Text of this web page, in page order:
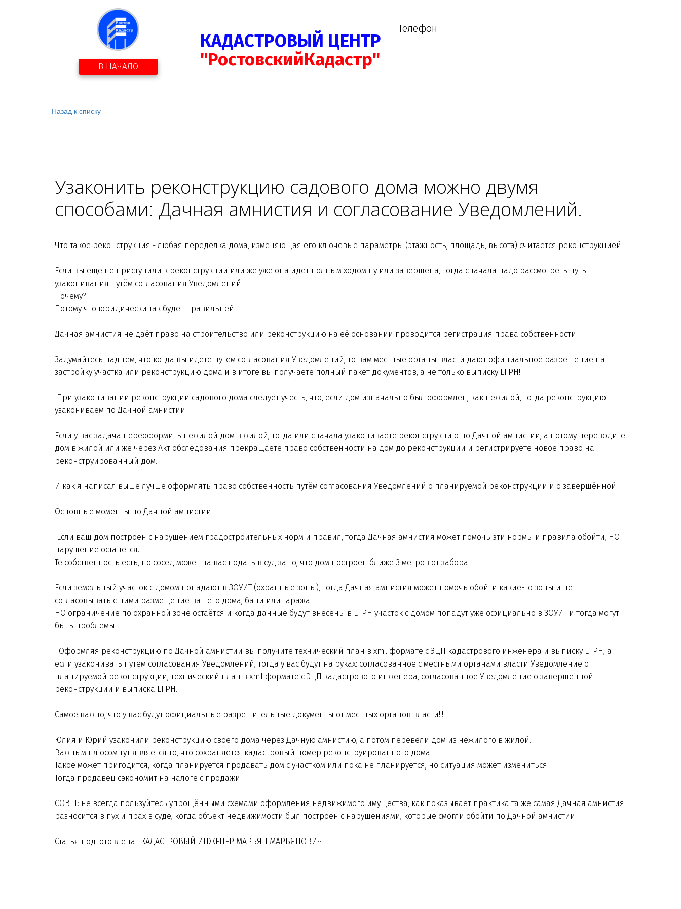
В НАЧАЛО
КАДАСТРОВЫЙ ЦЕНТР
"РостовскийКадастр"
Телефон
Назад к списку
Узаконить реконструкцию садового дома можно двумя
способами: Дачная амнистия и согласование Уведомлений.
Что такое реконструкция - любая переделка дома, изменяющая его ключевые параметры (этажность, площадь, высота) считается реконструкцией.
Если вы ещё не приступили к реконструкции или же уже она идёт полным ходом ну или завершена, тогда сначала надо рассмотреть путь
узаконивания путём согласования Уведомлений.
Почему?
Потому что юридически так будет правильней!
Дачная амнистия не даёт право на строительство или реконструкцию на её основании проводится регистрация права собственности.
Задумайтесь над тем, что когда вы идёте путём согласования Уведомлений, то вам местные органы власти дают официальное разрешение на
застройку участка или реконструкцию дома и в итоге вы получаете полный пакет документов, а не только выписку ЕГРН!
При узаконивании реконструкции садового дома следует учесть, что, если дом изначально был оформлен, как нежилой, тогда реконструкцию
узакониваем по Дачной амнистии.
Если у вас задача переоформить нежилой дом в жилой, тогда или сначала узакониваете реконструкцию по Дачной амнистии, а потому переводите
дом в жилой или же через Акт обследования прекращаете право собственности на дом до реконструкции и регистрируете новое право на
реконструированный дом.
И как я написал выше лучше оформлять право собственность путём согласования Уведомлений о планируемой реконструкции и о завершённой.
Основные моменты по Дачной амнистии:
Если ваш дом построен с нарушением градостроительных норм и правил, тогда Дачная амнистия может помочь эти нормы и правила обойти, НО
нарушение останется.
Те собственность есть, но сосед может на вас подать в суд за то, что дом построен ближе 3 метров от забора.
Если земельный участок с домом попадают в ЗОУИТ (охранные зоны), тогда Дачная амнистия может помочь обойти какие-то зоны и не
согласовывать с ними размещение вашего дома, бани или гаража.
НО ограничение по охранной зоне остаётся и когда данные будут внесены в ЕГРН участок с домом попадут уже официально в ЗОУИТ и тогда могут
быть проблемы.
Оформляя реконструкцию по Дачной амнистии вы получите технический план в xml формате с ЭЦП кадастрового инженера и выписку ЕГРН, а
если узаконивать путём согласования Уведомлений, тогда у вас будут на руках: согласованное с местными органами власти Уведомление о
планируемой реконструкции, технический план в xml формате с ЭЦП кадастрового инженера, согласованное Уведомление о завершённой
реконструкции и выписка ЕГРН.
Самое важно, что у вас будут официальные разрешительные документы от местных органов власти!!!
Юлия и Юрий узаконили реконструкцию своего дома через Дачную амнистию, а потом перевели дом из нежилого в жилой.
Важным плюсом тут является то, что сохраняется кадастровый номер реконструированного дома.
Такое может пригодится, когда планируется продавать дом с участком или пока не планируется, но ситуация может измениться.
Тогда продавец сэкономит на налоге с продажи.
СОВЕТ: не всегда пользуйтесь упрощёнными схемами оформления недвижимого имущества, как показывает практика та же самая Дачная амнистия
разносится в пух и прах в суде, когда объект недвижимости был построен с нарушениями, которые смогли обойти по Дачной амнистии.
Статья подготовлена : КАДАСТРОВЫЙ ИНЖЕНЕР МАРЬЯН МАРЬЯНОВИЧ